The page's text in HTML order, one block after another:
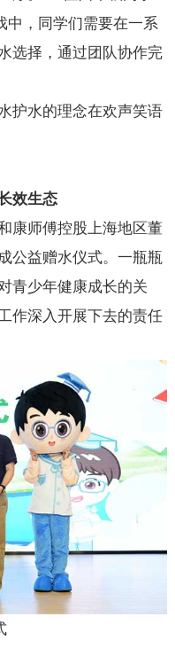
中，同学们需要在一系
选择，通过团队协作完
水的理念在欢声笑语
效生态
师傅控股上海地区董
公益赠水仪式。一瓶瓶
青少年健康成长的关
作深入开展下去的责任